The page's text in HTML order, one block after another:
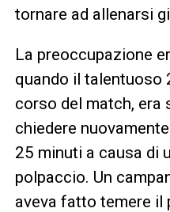
tornare ad allenarsi
La preoccupazione
quando il talentuoso
corso del match,
chiedere
25 minuti a causa di
polpaccio. Un
aveva fatto temere il